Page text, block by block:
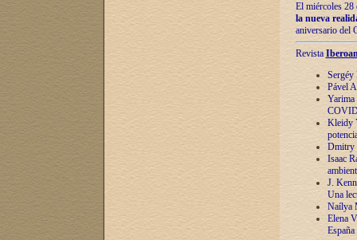
El miércoles 28
la nueva
aniversario del
Revista
Sergéy
Pável
Yarima
Kleidy
Dmitry
Isaac
J.
Una
Naílya
Elena
España